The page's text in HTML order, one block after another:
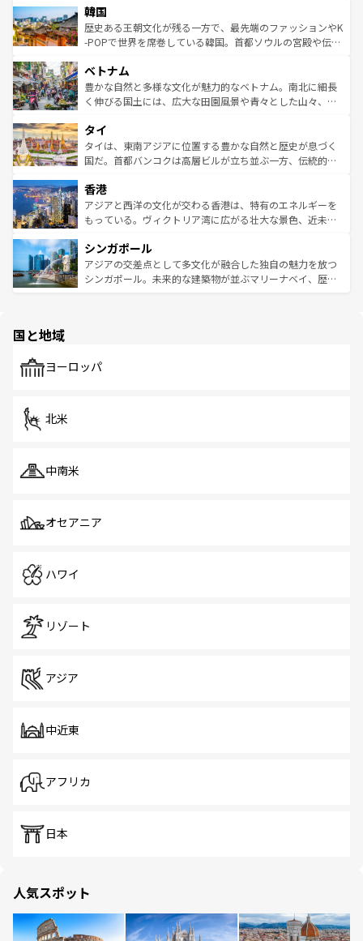
はコンテンツ一覧
いる。アクティビティも充実しており、サーフィンやダイ
ビング、ハイキングなど、アウトドア好きにはたまらな
い。オーストラリアの多彩な魅力を存分に味わいつくそ
参照してほしい。
ン）、静ひつな山岳地帯である台湾東部など、都市の喧騒
と山間の静けさが共存しており、訪れる人に新しい発見と
驚きをもたらしてくれる。また、奥深い台湾の食文化も魅
容にもいいと評判のスイーツなど、バラエティ豊かな料理
が味わえる。 なお、新着の台湾情報は コンテンツ一覧を参
照してほしい。
韓国
歴史ある王朝文化が残る一方で、最先端のファッションやK
-POPで世界を席巻している韓国。首都ソウルの宮殿や伝統
き、地方に足を延ばせば四季折々の自然美を楽しむことが
できる。そして、キムチや焼肉、絶品のストリートフード
まで、さまざまな韓国料理が待っている。夜には、韓国な
リティに包まれながら、韓国の多彩な魅力を心ゆくまで味
わってみてほしい。 なお、新着の韓国情報はコンテンツ一
覧を参照してほしい。
ベトナム
豊かな自然と多様な文化が魅力的なベトナム。南北に細長
く伸びる国土には、広大な田園風景や青々とした山々、世
急速な発展と共に伝統が息づく。ハノイの古い町並みやホ
ーチミン市のフランス統治時代の建物も、独特の雰囲気を
醸し出している。また、バラエティの豊かさとおいしさで
とつ。フォーやバインミー、ベトナムコーヒーなどは、ぜ
ひ現地で味わいたい。どの地域を訪れてもあたたかい人々
が旅行者を迎えてくれるので、きっと忘れられない旅にな
参照してほしい。
タイ
タイは、東南アジアに位置する豊かな自然と歴史が息づく
国だ。首都バンコクは高層ビルが立ち並ぶ一方、伝統的な
の活気が交差している。北部ではチェンマイなどの山岳地
帯で自然と触れ合い、南部ではプーケットやクラビの美し
いビーチでリゾート気分を楽しむことができる。タイ料理
激する。気候は一年中温暖で、どの季節にも異なる楽しみ
が待っている。親しみやすいタイの人々、仏教を中心とし
た文化、そして多様な観光資源が、訪れる旅人を魅了し続
香港
アジアと西洋の文化が交わる香港は、特有のエネルギーを
もっている。ヴィクトリア湾に広がる壮大な景色、近未来
み、どこを訪れても感動するはず。観光スポットが密集し
ており、効率よく見どころを回れるのも魅力。息をのむよ
うな絶景から文化的な体験まで、香港を存分に楽しみ尽く
シンガポール
アジアの交差点として多文化が融合した独自の魅力を放つ
シンガポール。未来的な建築物が並ぶマリーナベイ、歴史
で、ホーカーズは地元の風情を楽しめる外せないスポット
国と地域
ヨーロッパ
北米
中南米
オセアニア
ハワイ
リゾート
アジア
中近東
アフリカ
日本
人気スポット